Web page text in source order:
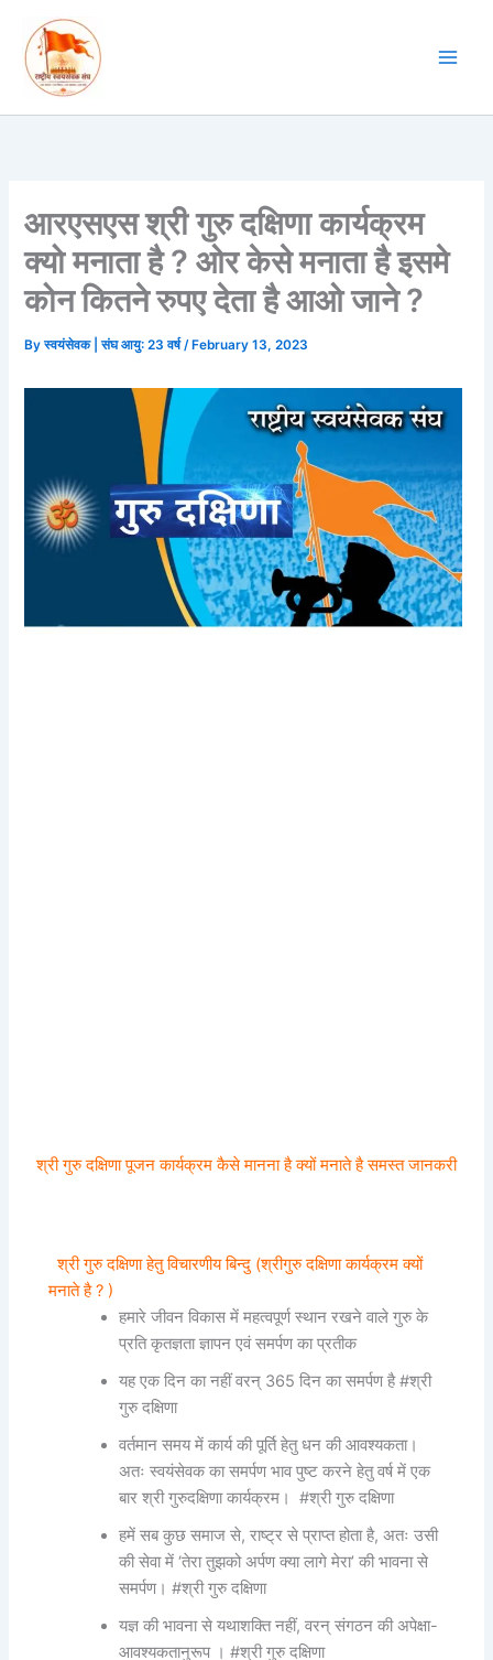
content
आरएसएस श्री गुरु दक्षिणा कार्यक्रम
क्यो मनाता है ? ओर केसे मनाता है इसमे
कोन कितने रुपए देता है आओ जाने ?
Byस्वयंसेवक | संघ आयु: 23 वर्ष/ February 13, 2023
श्री गुरु दक्षिणा पूजन कार्यक्रम कैसे मानना है क्यों मनाते है समस्त जानकरी
श्री गुरु दक्षिणा हेतु विचारणीय बिन्दु (श्रीगुरु दक्षिणा कार्यक्रम क्यों
मनाते है ? )
हमारे जीवन विकास में महत्वपूर्ण स्थान रखने वाले गुरु के
प्रति कृतज्ञता ज्ञापन एवं समर्पण का प्रतीक
यह एक दिन का नहीं वरन् 365 दिन का समर्पण है #श्री
गुरु दक्षिणा
वर्तमान समय में कार्य की पूर्ति हेतु धन की आवश्यकता।
अतः स्वयंसेवक का समर्पण भाव पुष्ट करने हेतु वर्ष में एक
बार श्री गुरुदक्षिणा कार्यक्रम। #श्री गुरु दक्षिणा
हमें सब कुछ समाज से, राष्ट्र से प्राप्त होता है, अतः उसी
की सेवा में ‘तेरा तुझको अर्पण क्या लागे मेरा’ की भावना से
समर्पण। #श्री गुरु दक्षिणा
यज्ञ की भावना से यथाशक्ति नहीं, वरन् संगठन की अपेक्षा-
आवश्यकतानुरूप । #श्री गुरु दक्षिणा